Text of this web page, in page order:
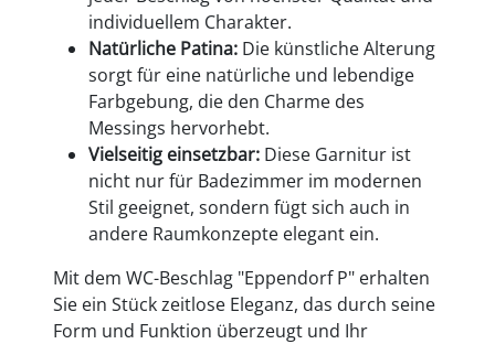
individuellem Charakter.
Natürliche Patina: Die künstliche Alterung
sorgt für eine natürliche und lebendige
Farbgebung, die den Charme des
Messings hervorhebt.
Vielseitig einsetzbar: Diese Garnitur ist
nicht nur für Badezimmer im modernen
Stil geeignet, sondern fügt sich auch in
andere Raumkonzepte elegant ein.
Mit dem WC-Beschlag "Eppendorf P" erhalten
Sie ein Stück zeitlose Eleganz, das durch seine
Form und Funktion überzeugt und Ihr